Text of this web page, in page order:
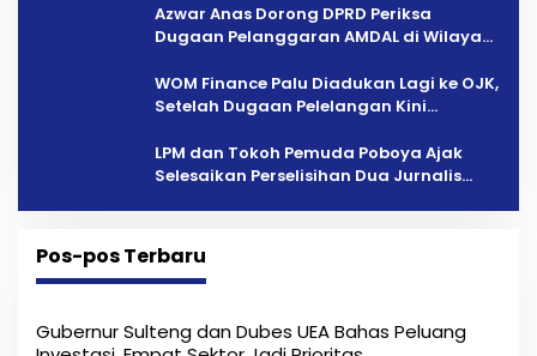
Azwar Anas Dorong DPRD Periksa
Dugaan Pelanggaran AMDAL di Wilayah
‎WOM Finance Palu Diadukan Lagi ke OJK,
Setelah Dugaan Pelelangan Kini
LPM dan Tokoh Pemuda Poboya Ajak
Selesaikan Perselisihan Dua Jurnalis
Pos-pos Terbaru
Gubernur Sulteng dan Dubes UEA Bahas Peluang